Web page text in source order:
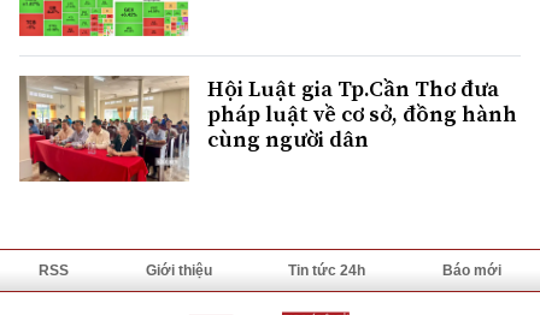
Hội Luật gia Tp.Cần Thơ đưa
pháp luật về cơ sở, đồng hành
cùng người dân
RSS Giới thiệu Tin tức 24h Báo mới